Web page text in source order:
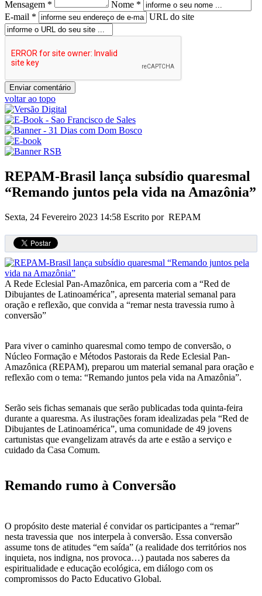
Mensagem *
Nome *
E-mail *
URL do site
voltar ao topo
REPAM-Brasil lança subsídio quaresmal
“Remando juntos pela vida na Amazônia”
Sexta, 24 Fevereiro 2023 14:58 Escrito por REPAM
A Rede Eclesial Pan-Amazônica, em parceria com a “Red de
Dibujantes de Latinoamérica”, apresenta material semanal para
oração e reflexão, que convida a “remar nesta travessia rumo à
conversão”
Para viver o caminho quaresmal como tempo de conversão, o
Núcleo Formação e Métodos Pastorais da Rede Eclesial Pan-
Amazônica (REPAM), preparou um material semanal para oração e
reflexão com o tema: “Remando juntos pela vida na Amazônia”.
Serão seis fichas semanais que serão publicadas toda quinta-feira
durante a quaresma. As ilustrações foram idealizadas pela “Red de
Dibujantes de Latinoamérica”, uma comunidade de 49 jovens
cartunistas que evangelizam através da arte e estão a serviço e
cuidado da Casa Comum.
Remando rumo à Conversão
O propósito deste material é convidar os participantes a “remar”
nesta travessia que nos interpela à conversão. Essa conversão
assume tons de atitudes “em saída” (a realidade dos territórios nos
inquieta, nos indigna, nos provoca…) pautada nos saberes da
espiritualidade e educação ecológica, em diálogo com os
compromissos do Pacto Educativo Global.